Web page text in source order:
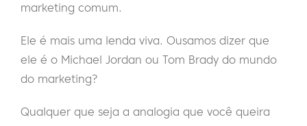
marketing comum.
Ele é mais uma lenda viva. Ousamos dizer que
ele é o Michael Jordan ou Tom Brady do mundo
do marketing?
Qualquer que seja a analogia que você queira